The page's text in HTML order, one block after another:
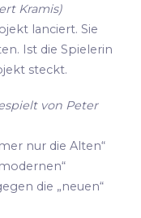
Kramis)
lanciert. Sie
Ist die Spielerin
steckt.
von Peter
nur die Alten“
die „neuen“